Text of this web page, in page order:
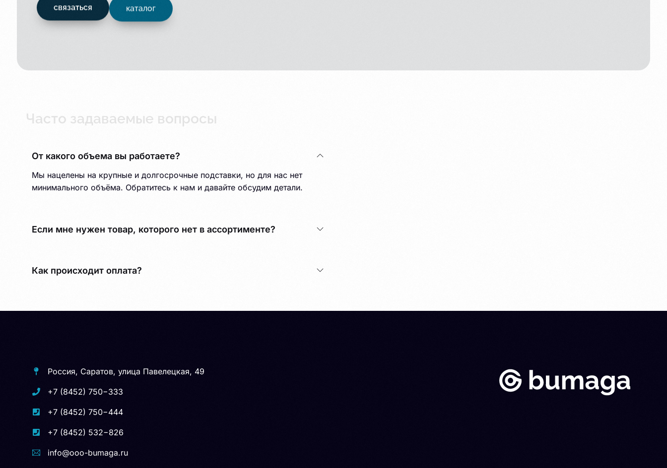
связаться каталог
Часто задаваемые вопросы
От какого объема вы работаете?
Мы нацелены на крупные и долгосрочные подставки, но для нас нет
минимального объёма. Обратитесь к нам и давайте обсудим детали.
Если мне нужен товар, которого нет в ассортименте?
Как происходит оплата?
Россия, Саратов, улица Павелецкая, 49
+7 (8452) 750−333
+7 (8452) 750−444
+7 (8452) 532−826
info@ooo-bumaga.ru